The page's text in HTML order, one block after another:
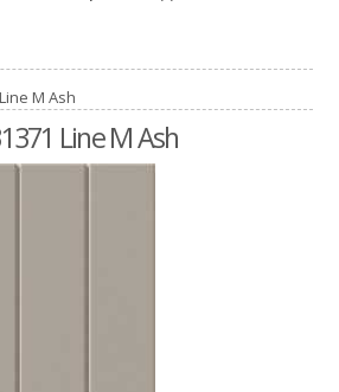
M Ash
Line M Ash